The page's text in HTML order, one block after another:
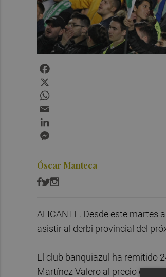
Óscar Manteca
ALICANTE. Desde este martes
asistir al derbi provincial del
El club banquiazul ha remitido
Martínez Valero al precio de 10